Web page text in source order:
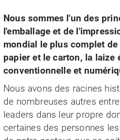
Nous sommes l'un des
l'emballage et de
mondial le plus complet
papier et le carton, la
conventionnelle et
Nous avons des racines
de nombreuses autres
leaders dans leur propre
certaines des personnes